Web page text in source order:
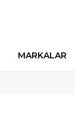
MARKALAR